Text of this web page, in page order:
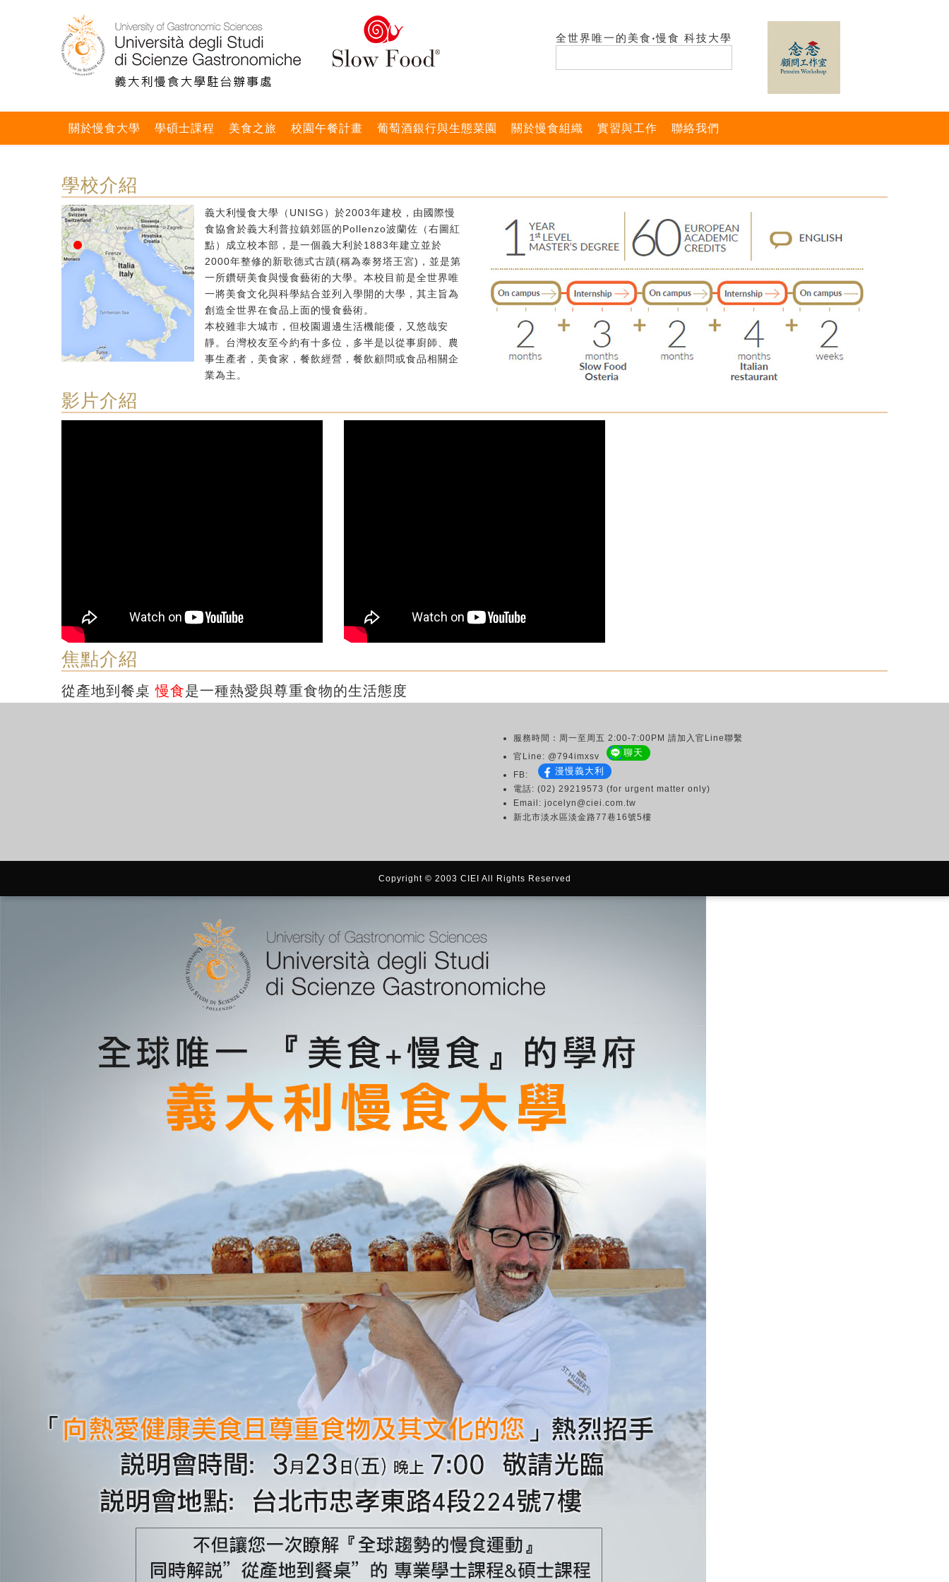
全世界唯一的美食‧慢食 科技大學
關於慢食大學 學碩士課程 美食之旅 校園午餐計畫 葡萄酒銀行與生態菜園 關於慢食組織 實習與工作 聯絡我們
學校介紹
義大利慢食大學（UNISG）於2003年建校，由國際慢
食協會於義大利普拉鎮郊區的Pollenzo波蘭佐（右圖紅
點）成立校本部，是一個義大利於1883年建立並於
2000年整修的新歌德式古蹟(稱為泰努塔王宮)，並是第
一所鑽研美食與慢食藝術的大學。本校目前是全世界唯
一將美食文化與科學結合並列入學開的大學，其主旨為
創造全世界在食品上面的慢食藝術。
本校雖非大城市，但校園週邊生活機能優，又悠哉安
靜。台灣校友至今約有十多位，多半是以從事廚師、農
事生產者，美食家，餐飲經營，餐飲顧問或食品相關企
業為主。
影片介紹
焦點介紹
從產地到餐桌慢食是一種熱愛與尊重食物的生活態度
服務時間：周一至周五 2:00-7:00PM 請加入官Line聯繫
官Line: @794imxsv
聊天
FB: 漫慢義大利
電話: (02) 29219573 (for urgent matter only)
Email: jocelyn@ciei.com.tw
新北市淡水區淡金路77巷16號5樓
Copyright © 2003 CIEI All Rights Reserved